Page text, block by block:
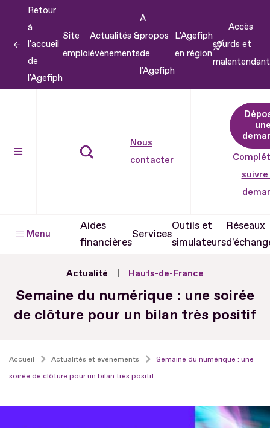
contenu
Retour
à
l'accueil
de
l'Agefiph
Site
emploi
Actualités &
événements
A
propos
de
l'Agefiph
L'Agefiph
en région
Accès
sourds et
Nous
contacter
suivre
Menu
Aides
financières
Services
Outils et
simulateurs
Réseaux
Actualité Hauts-de-France
Semaine du numérique : une soirée
de clôture pour un bilan très positif
Accueil Actualités et événements
Semaine du numérique : une
soirée de clôture pour un bilan très positif